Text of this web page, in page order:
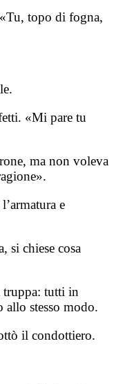
topo di fogna,
«Mi pare tu
ma non voleva
e
si chiese cosa
truppa: tutti in
allo stesso modo.
il condottiero.